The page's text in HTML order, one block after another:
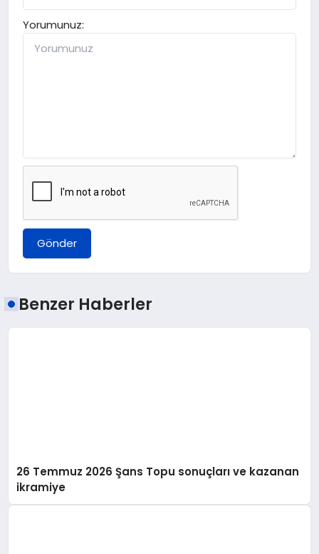
Yorumunuz:
Gönder
Benzer Haberler
26 Temmuz 2026 Şans Topu sonuçları ve kazanan
ikramiye